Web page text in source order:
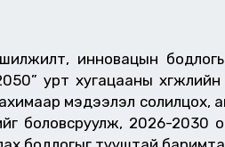
инновацын
урт хугацааны
мэдээлэл солилцох,
боловсруулж, 2026-2030